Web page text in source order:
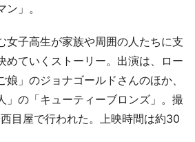
ン」。
子高生が家族や周囲の人たちに支
めていくストーリー。出演は、ロー
娘」のジョナゴールドさんのほか、
」の「キューティーブロンズ」。撮
目屋で行われた。上映時間は約30